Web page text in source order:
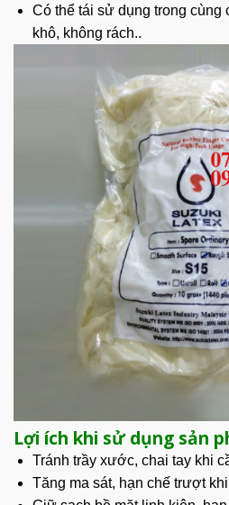
Có thể tái sử dụng trong cùng
khô, không rách..
Lợi ích khi sử dụng sản
Tránh trầy xước, chai tay khi
Tăng ma sát, hạn chế trượt